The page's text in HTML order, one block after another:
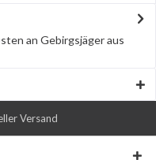
an Gebirgsjäger aus
Versand